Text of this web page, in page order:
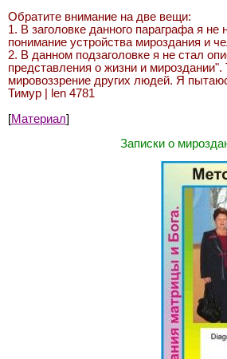
Обратите внимание на две вещи:
1. В заголовке данного параграфа я
понимание устройства мироздания и
2. В данном подзаголовке я не стал
представления о жизни и
мировоззрение других людей. Я
Тимур | len 4781
[Материал]
Записки о